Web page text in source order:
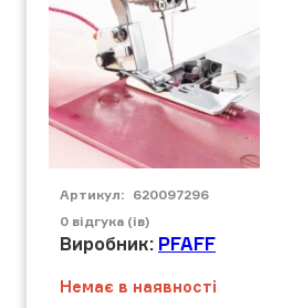
Артикул: 620097296
0 відгука (ів)
Виробник: PFAFF
Немає в наявності